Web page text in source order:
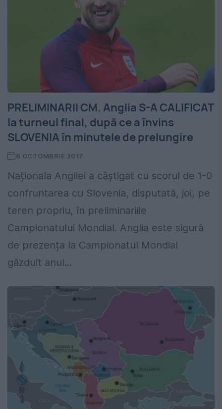
PRELIMINARII CM. Anglia S-A CALIFICAT
la turneul final, după ce a învins
SLOVENIA în minutele de prelungire
6 OCTOMBRIE 2017
Naționala Angliei a câștigat cu scorul de 1-0
confruntarea cu Slovenia, disputată, joi, pe
teren propriu, în preliminariile
Campionatului Mondial. Anglia este sigură
de prezența la Campionatul Mondial
găzduit anul...